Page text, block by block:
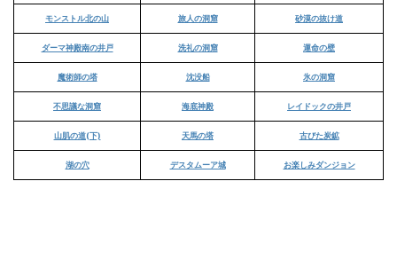
モンストル北の山 旅人の洞窟 砂漠の抜け道
ダーマ神殿南の井戸 洗礼の洞窟 運命の壁
魔術師の塔 沈没船 氷の洞窟
不思議な洞窟 海底神殿 レイドックの井戸
山肌の道(下) 天馬の塔 古びた炭鉱
湖の穴 デスタムーア城 お楽しみダンジョン